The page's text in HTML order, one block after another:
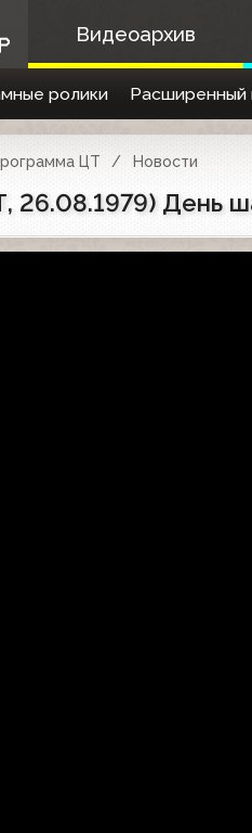
Видеоархив
ролики Расширенный
ЦТ Новости
26.08.1979) День